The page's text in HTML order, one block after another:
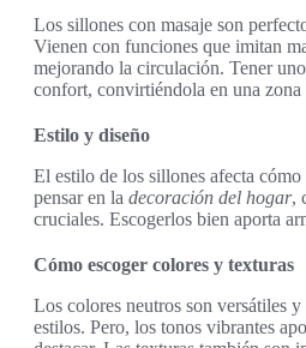
Los sillones con masaje son
Vienen con funciones que imitan
mejorando la circulación. Tener
confort, convirtiéndola en una zona
Estilo y diseño
El estilo de los sillones afecta
pensar en la decoración del hogar,
cruciales. Escogerlos bien aporta
Cómo escoger colores y texturas
Los colores neutros son versátiles
estilos. Pero, los tonos vibrantes